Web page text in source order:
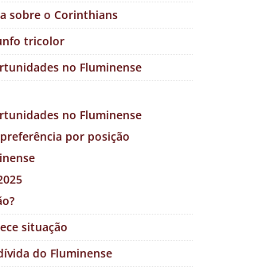
sobre o Corinthians
tricolor
no Fluminense
no Fluminense
por posição
situação
do Fluminense